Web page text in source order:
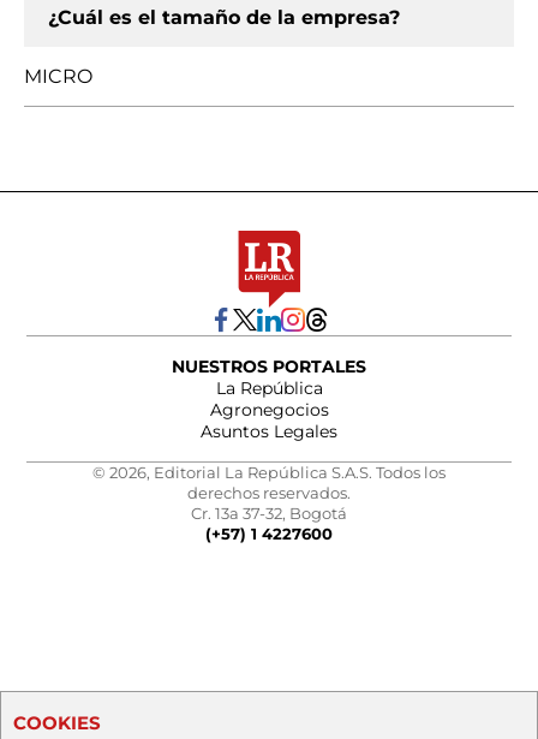
¿Cuál es el tamaño de la empresa?
MICRO
NUESTROS PORTALES
La República
Agronegocios
Asuntos Legales
© 2026, Editorial La República S.A.S. Todos los
derechos reservados.
Cr. 13a 37-32, Bogotá
(+57) 1 4227600
COOKIES